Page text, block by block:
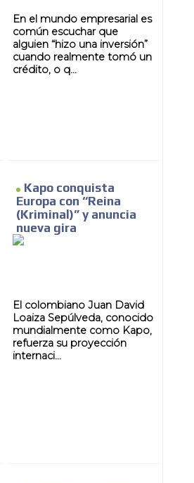
En el mundo empresarial es
común escuchar que
alguien “hizo una inversión”
cuando realmente tomó un
crédito, o q...
Kapo conquista
Europa con “Reina
(Kriminal)” y anuncia
nueva gira
El colombiano Juan David
Loaiza Sepúlveda, conocido
mundialmente como Kapo,
refuerza su proyección
internaci...